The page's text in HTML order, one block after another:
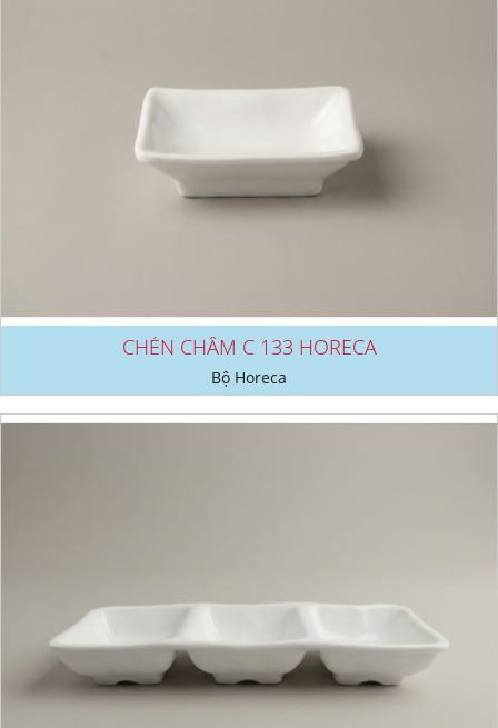
CHÉN CHẤM C 133 HORECA
Bộ Horeca